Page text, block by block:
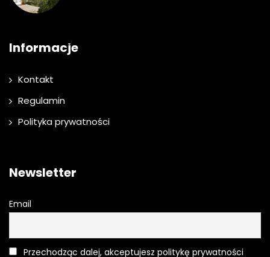
Informacje
Kontakt
Regulamin
Polityka prywatności
Newsletter
Email
Przechodząc dalej, akceptujesz politykę prywatności